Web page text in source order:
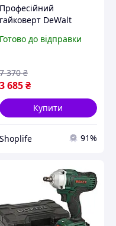
Професійний
гайковерт DeWalt
акумуляторний, для
Готово до відправки
3 685₴
7 370 ₴
Купити
Shoplife 91%